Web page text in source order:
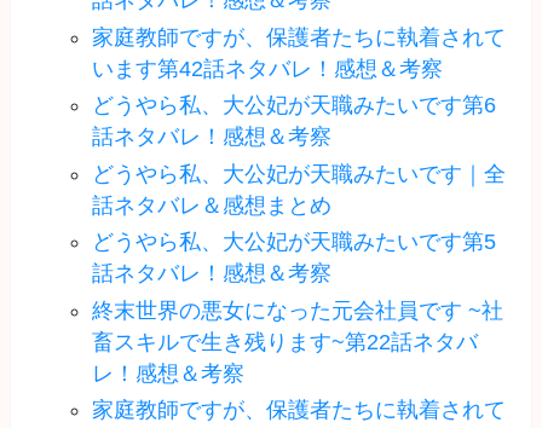
家庭教師ですが、保護者たちに執着されて
います第42話ネタバレ！感想＆考察
どうやら私、大公妃が天職みたいです第6
話ネタバレ！感想＆考察
どうやら私、大公妃が天職みたいです｜全
話ネタバレ＆感想まとめ
どうやら私、大公妃が天職みたいです第5
話ネタバレ！感想＆考察
終末世界の悪女になった元会社員です ~社
畜スキルで生き残ります~第22話ネタバ
レ！感想＆考察
家庭教師ですが、保護者たちに執着されて